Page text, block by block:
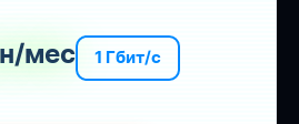
мес 1 Гбит/с